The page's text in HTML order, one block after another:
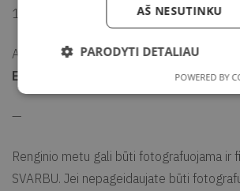
10.00–17.00 val.
Apsilankymas pabėgimo kambaryje
Eur.
—
Renginio metu gali būti fotografuojama ir
SVARBU. Jei nepageidaujate būti
AŠ NESUTINKU
PARODYTI DETALIAU
POWERED BY